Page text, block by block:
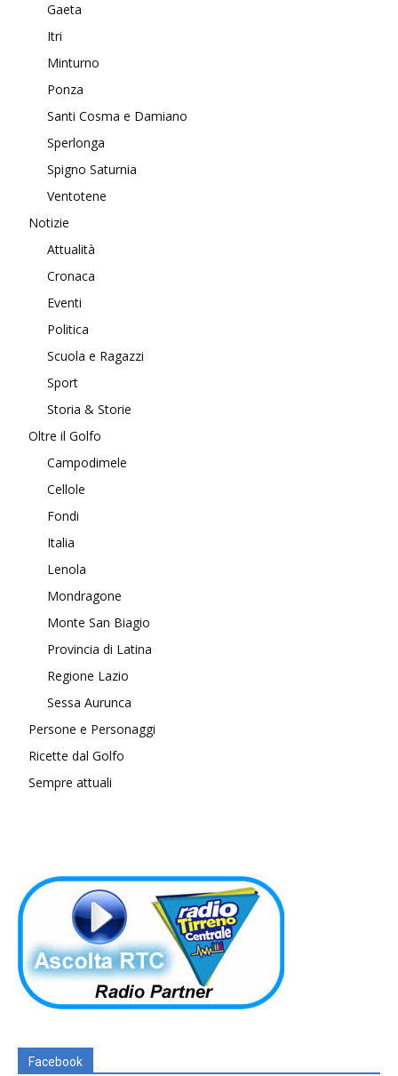
Gaeta
Itri
Minturno
Ponza
Santi Cosma e Damiano
Sperlonga
Spigno Saturnia
Ventotene
Notizie
Attualità
Cronaca
Eventi
Politica
Scuola e Ragazzi
Sport
Storia & Storie
Oltre il Golfo
Campodimele
Cellole
Fondi
Italia
Lenola
Mondragone
Monte San Biagio
Provincia di Latina
Regione Lazio
Sessa Aurunca
Persone e Personaggi
Ricette dal Golfo
Sempre attuali
Facebook